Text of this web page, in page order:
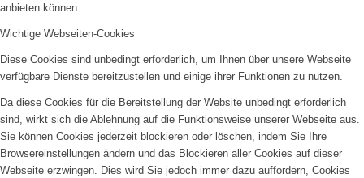
anbieten können.
Wichtige Webseiten-Cookies
Diese Cookies sind unbedingt erforderlich, um Ihnen über unsere Webseite
verfügbare Dienste bereitzustellen und einige ihrer Funktionen zu nutzen.
Da diese Cookies für die Bereitstellung der Website unbedingt erforderlich
sind, wirkt sich die Ablehnung auf die Funktionsweise unserer Webseite aus.
Sie können Cookies jederzeit blockieren oder löschen, indem Sie Ihre
Browsereinstellungen ändern und das Blockieren aller Cookies auf dieser
Webseite erzwingen. Dies wird Sie jedoch immer dazu auffordern, Cookies